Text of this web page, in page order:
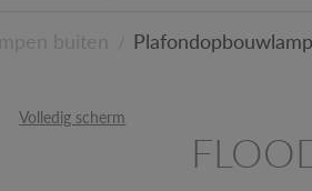
Volledig scherm